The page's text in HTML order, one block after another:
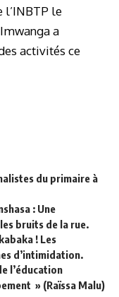
l’INBTP le
a
activités ce
du primaire à
: Une
bruits de la rue.
! Les
d’intimidation.
l’éducation
» (Raïssa Malu)